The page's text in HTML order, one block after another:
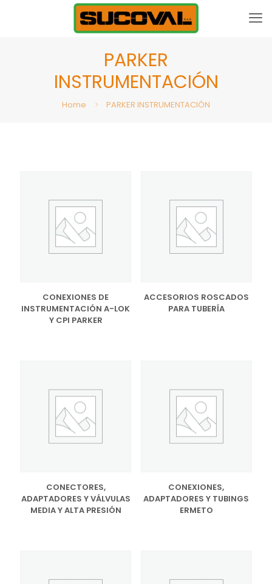
PARKER
INSTRUMENTACIÓN
Home PARKER INSTRUMENTACIÓN
CONEXIONES DE
INSTRUMENTACIÓN A-LOK
Y CPI PARKER
ACCESORIOS ROSCADOS
PARA TUBERÍA
CONECTORES,
ADAPTADORES Y VÁLVULAS
MEDIA Y ALTA PRESIÓN
CONEXIONES,
ADAPTADORES Y TUBINGS
ERMETO